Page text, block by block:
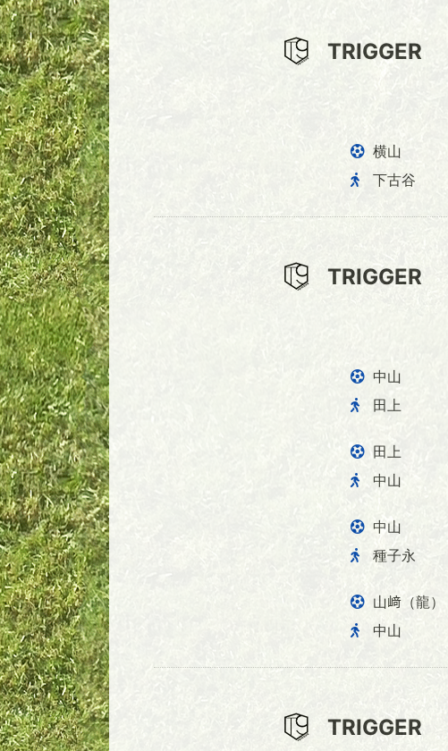
TRIGGER
横山
下古谷
TRIGGER
中山
田上
田上
中山
中山
種子永
山﨑（龍）
中山
TRIGGER